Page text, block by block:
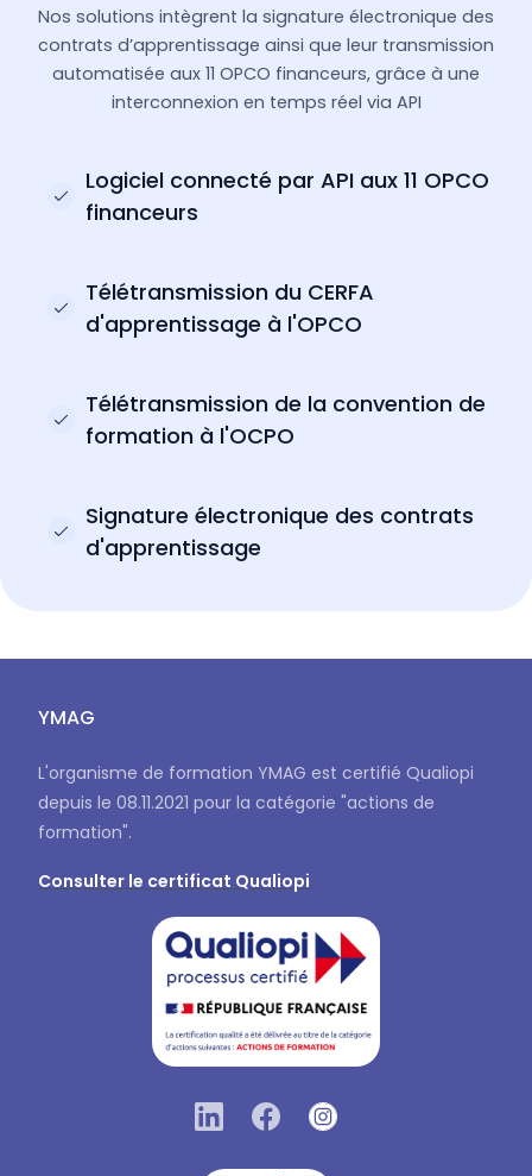
Nos solutions intègrent la signature électronique des
contrats d’apprentissage ainsi que leur transmission
automatisée aux 11 OPCO financeurs, grâce à une
interconnexion en temps réel via API
Logiciel connecté par API aux 11 OPCO
financeurs
Télétransmission du CERFA
d'apprentissage à l'OPCO
Télétransmission de la convention de
formation à l'OCPO
Signature électronique des contrats
d'apprentissage
YMAG
L'organisme de formation YMAG est certifié Qualiopi
depuis le 08.11.2021 pour la catégorie "actions de
formation".
Consulter le certificat Qualiopi